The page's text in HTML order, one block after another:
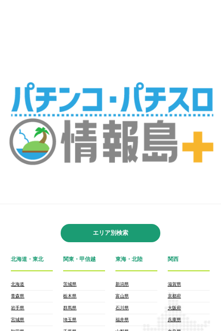
エリア別検索
北海道・東北
北海道
青森県
岩手県
宮城県
関東・甲信越
茨城県
栃木県
群馬県
埼玉県
東海・北陸
新潟県
富山県
石川県
福井県
関西
滋賀県
京都府
大阪府
兵庫県